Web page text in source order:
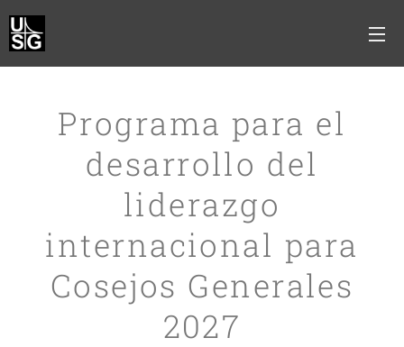
Programa para el
desarrollo del
liderazgo
internacional para
Cosejos Generales
2027